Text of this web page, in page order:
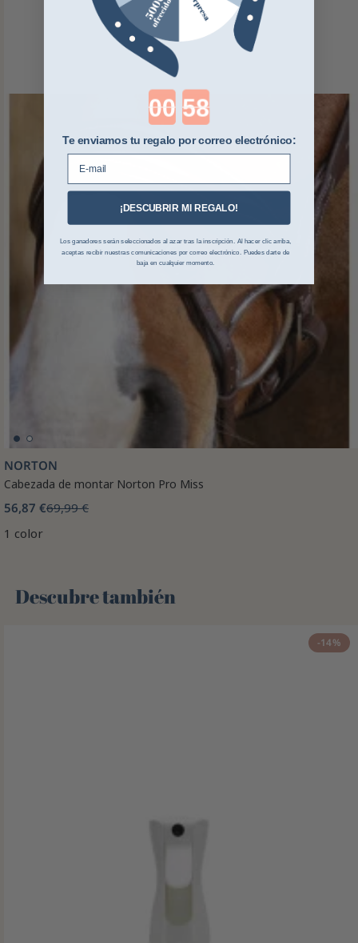
NORTON
Cabezada de montar Norton Pro Miss
56,87 €69,99 €
1 color
Descubre también 🌻
-14%
Countdown ends in:
Te enviamos tu regalo por correo electrónico:
¡DESCUBRIR MI REGALO!
Los ganadores serán seleccionados al azar tras la inscripción. Al hacer clic arriba,
aceptas recibir nuestras comunicaciones por correo electrónico. Puedes darte de
baja en cualquier momento.